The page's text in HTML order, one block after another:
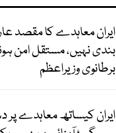
ایران معاہدے کا مقصد
بندی نہیں، مستقل امن
برطانوی وزیراعظم
ایران کیساتھ معاہدے